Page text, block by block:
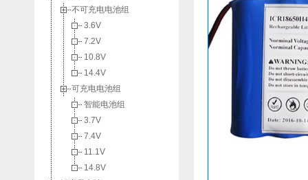
不可充电电池组
3.6V
7.2V
10.8V
14.4V
可充电电池组
智能电池组
3.7V
7.4V
11.1V
14.8V